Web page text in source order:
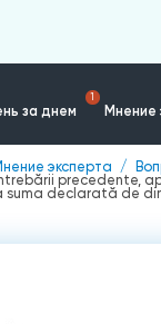
за днем
1
Мнение
эксперта
precedente,
suma declarată de